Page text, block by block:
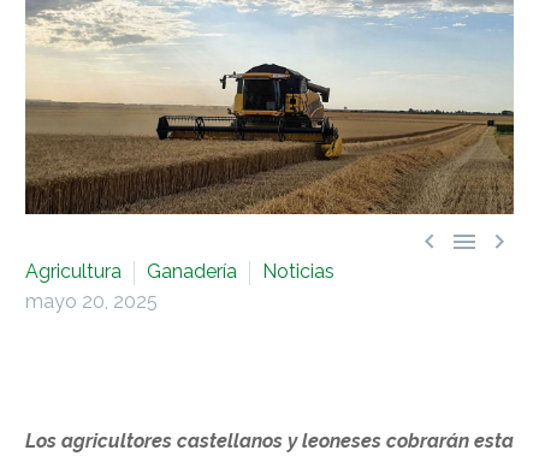
  
Agricultura Ganadería
Noticias
mayo 20, 2025
Los agricultores castellanos y leoneses cobrarán esta